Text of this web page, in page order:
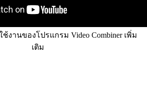
งานของโปรแกรม Video Combiner เพิ่ม
เติม